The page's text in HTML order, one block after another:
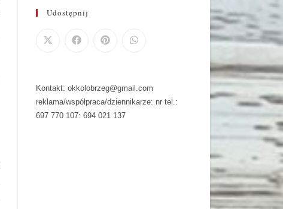
Udostępnij
Kontakt: okkolobrzeg@gmail.com
reklama/współpraca/dziennikarze: nr tel.:
697 770 107: 694 021 137